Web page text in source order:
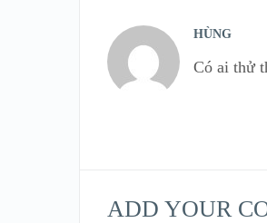
HÙNG
Có ai thử
ADD YOUR